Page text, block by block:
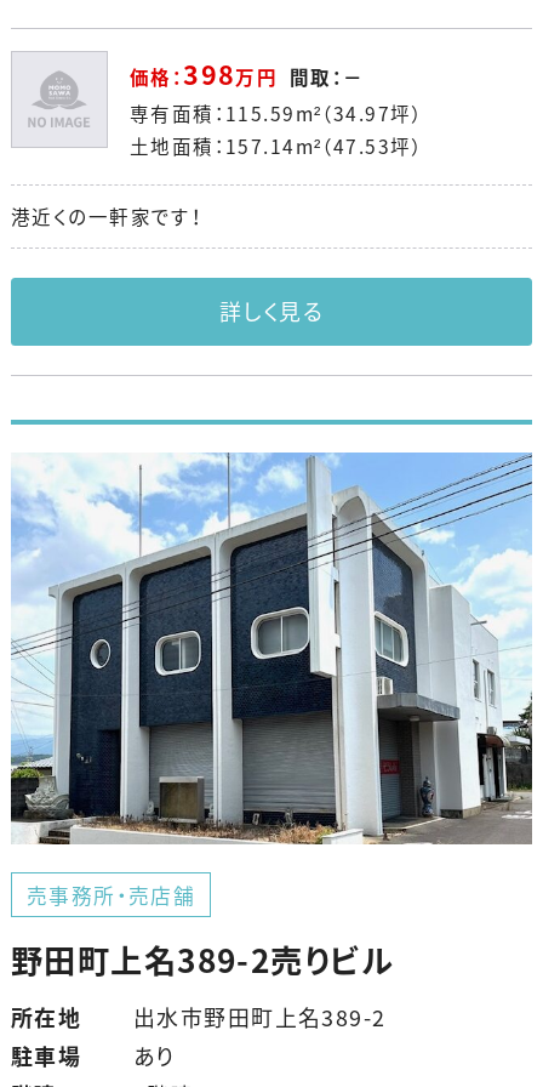
価格：398万円 間取：－
専有面積：115.59m²（34.97坪）
土地面積：157.14m²（47.53坪）
港近くの一軒家です！
詳しく見る
売事務所・売店舗
野田町上名389-2売りビル
所在地
出水市野田町上名389-2
駐車場
あり